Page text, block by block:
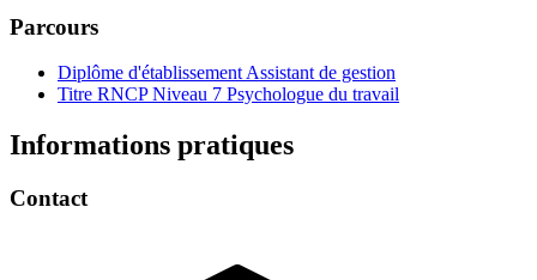
Parcours
Diplôme d'établissement Assistant de gestion
Titre RNCP Niveau 7 Psychologue du travail
Informations pratiques
Contact